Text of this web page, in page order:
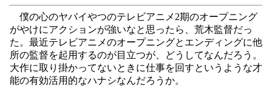
僕の心のヤバイやつのテレビアニメ2期のオープニング
がやけにアクションが強いなと思ったら、荒木監督だっ
た。最近テレビアニメのオープニングとエンディングに他
所の監督を起用するのが目立つが、どうしてなんだろう。
大作に取り掛かってないときに仕事を回すというような才
能の有効活用的なハナシなんだろうか。